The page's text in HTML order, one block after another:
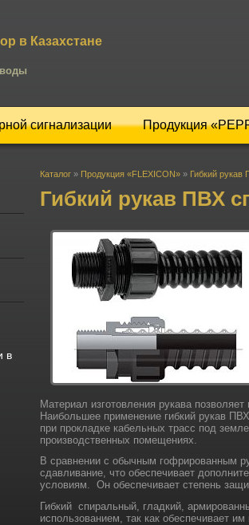
в Казахстане
сигнализации Продукция
Каталог » Продукция «FLEXICON» » Гибкий
Гибкий рукав ПВХ
Материал изготовления рукава
Наибольшее применение гибкий рукав
при прокладке кабельных трасс под
производственных помещениях.
В сравнении с обычным гофрированным
сдавливание, что обеспечивает
условиям. Он обеспечивает степень
Гибкий спиральный, гладкий,
использованием, так как обеспечивает им
в